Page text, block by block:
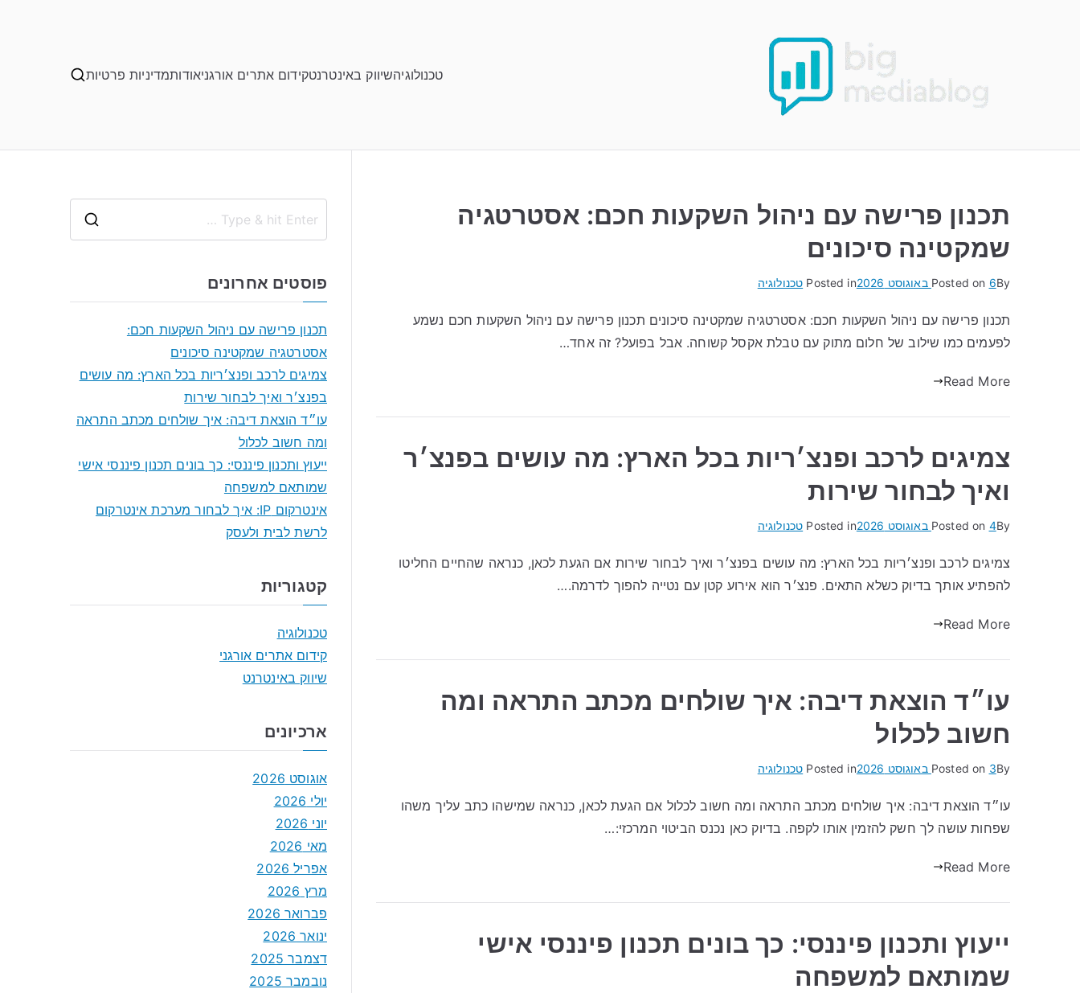
טכנולוגיהשיווק באינטרנטקידום אתרים אורגניאודותמדיניות פרטיות
תכנון פרישה עם ניהול השקעות חכם: אסטרטגיה
שמקטינה סיכונים
By
Posted on 6 באוגוסט 2026 Posted in טכנולוגיה
תכנון פרישה עם ניהול השקעות חכם: אסטרטגיה שמקטינה סיכונים תכנון פרישה עם ניהול השקעות חכם נשמע
לפעמים כמו שילוב של חלום מתוק עם טבלת אקסל קשוחה. אבל בפועל? זה אחד…
Read More
צמיגים לרכב ופנצ׳ריות בכל הארץ: מה עושים בפנצ׳ר
ואיך לבחור שירות
By
Posted on 4 באוגוסט 2026 Posted in טכנולוגיה
צמיגים לרכב ופנצ׳ריות בכל הארץ: מה עושים בפנצ׳ר ואיך לבחור שירות אם הגעת לכאן, כנראה שהחיים החליטו
להפתיע אותך בדיוק כשלא התאים. פנצ׳ר הוא אירוע קטן עם נטייה להפוך לדרמה.…
Read More
עו״ד הוצאת דיבה: איך שולחים מכתב התראה ומה
חשוב לכלול
By
Posted on 3 באוגוסט 2026 Posted in טכנולוגיה
עו״ד הוצאת דיבה: איך שולחים מכתב התראה ומה חשוב לכלול אם הגעת לכאן, כנראה שמישהו כתב עליך משהו
שפחות עושה לך חשק להזמין אותו לקפה. בדיוק כאן נכנס הביטוי המרכזי:…
Read More
ייעוץ ותכנון פיננסי: כך בונים תכנון פיננסי אישי
שמותאם למשפחה
פוסטים אחרונים
תכנון פרישה עם ניהול השקעות חכם:
אסטרטגיה שמקטינה סיכונים
צמיגים לרכב ופנצ׳ריות בכל הארץ: מה עושים
בפנצ׳ר ואיך לבחור שירות
עו״ד הוצאת דיבה: איך שולחים מכתב התראה
ומה חשוב לכלול
ייעוץ ותכנון פיננסי: כך בונים תכנון פיננסי אישי
שמותאם למשפחה
אינטרקום IP: איך לבחור מערכת אינטרקום
לרשת לבית ולעסק
קטגוריות
טכנולוגיה
קידום אתרים אורגני
שיווק באינטרנט
ארכיונים
אוגוסט 2026
יולי 2026
יוני 2026
מאי 2026
אפריל 2026
מרץ 2026
פברואר 2026
ינואר 2026
דצמבר 2025
נובמבר 2025